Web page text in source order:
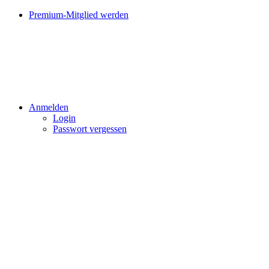
Premium-Mitglied werden
Anmelden
Login
Passwort vergessen